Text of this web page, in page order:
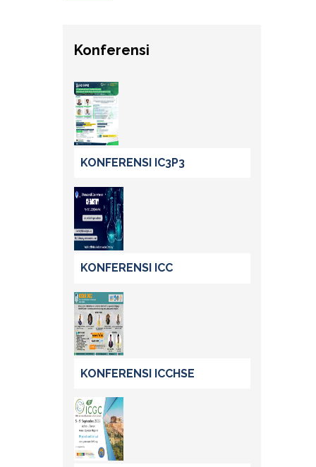
Konferensi
KONFERENSI IC3P3
KONFERENSI ICC
KONFERENSI ICCHSE